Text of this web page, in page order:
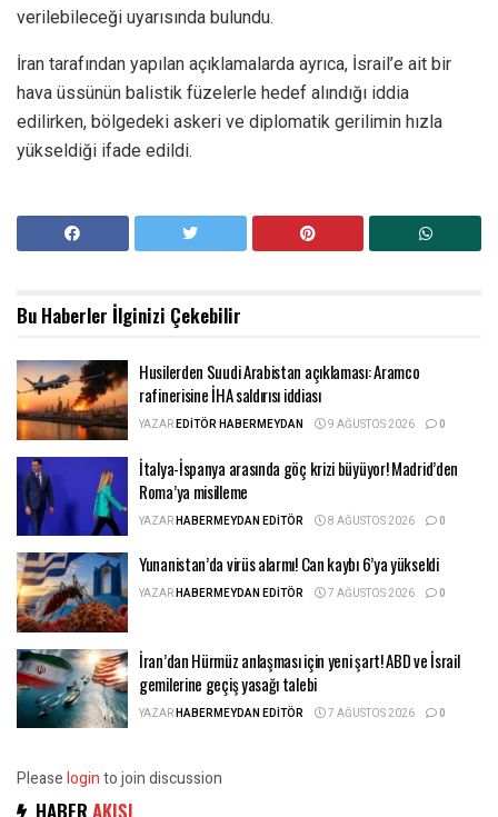
verilebileceği uyarısında bulundu.
İran tarafından yapılan açıklamalarda ayrıca, İsrail’e ait bir
hava üssünün balistik füzelerle hedef alındığı iddia
edilirken, bölgedeki askeri ve diplomatik gerilimin hızla
yükseldiği ifade edildi.
Bu Haberler İlginizi Çekebilir
Husilerden Suudi Arabistan açıklaması: Aramco
rafinerisine İHA saldırısı iddiası
YAZAREDITÖR HABERMEYDAN 9 AĞUSTOS 2026 0
İtalya-İspanya arasında göç krizi büyüyor! Madrid’den
Roma’ya misilleme
YAZARHABERMEYDAN EDITÖR 8 AĞUSTOS 2026 0
Yunanistan’da virüs alarmı! Can kaybı 6’ya yükseldi
YAZARHABERMEYDAN EDITÖR 7 AĞUSTOS 2026 0
İran’dan Hürmüz anlaşması için yeni şart! ABD ve İsrail
gemilerine geçiş yasağı talebi
YAZARHABERMEYDAN EDITÖR 7 AĞUSTOS 2026 0
Pleaseloginto join discussion
HABER AKIŞI